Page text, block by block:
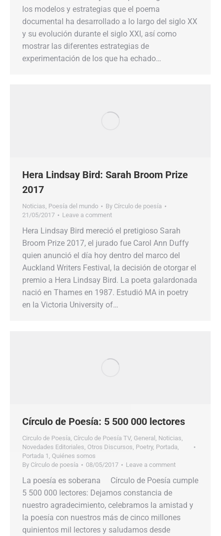
los modelos y estrategias que el poema
documental ha desarrollado a lo largo del siglo XX
y su evolución durante el siglo XXI, así como
mostrar las diferentes estrategias de
experimentación de los que ha echado…
Hera Lindsay Bird: Sarah Broom Prize
2017
Noticias, Poesía del mundo By Círculo de poesía
21/05/2017
Leave a comment
Hera Lindsay Bird mereció el pretigioso Sarah
Broom Prize 2017, el jurado fue Carol Ann Duffy
quien anunció el día hoy dentro del marco del
Auckland Writers Festival, la decisión de otorgar el
premio a Hera Lindsay Bird. La poeta galardonada
nació en Thames en 1987. Estudió MA in poetry
en la Victoria University of…
Círculo de Poesía: 5 500 000 lectores
Circulo de Poesía, Círculo de Poesía TV, General , Noticias,
Novedades Editoriales, Otros Discursos, Poetry, Portada,
Portada 1 , Quiénes somos
By Círculo de poesía 08/05/2017 Leave a comment
La poesía es soberana Círculo de Poesía cumple
5 500 000 lectores: Dejamos constancia de
nuestro agradecimiento, celebramos la amistad y
la poesía con nuestros más de cinco millones
quinientos mil lectores y saludamos desde